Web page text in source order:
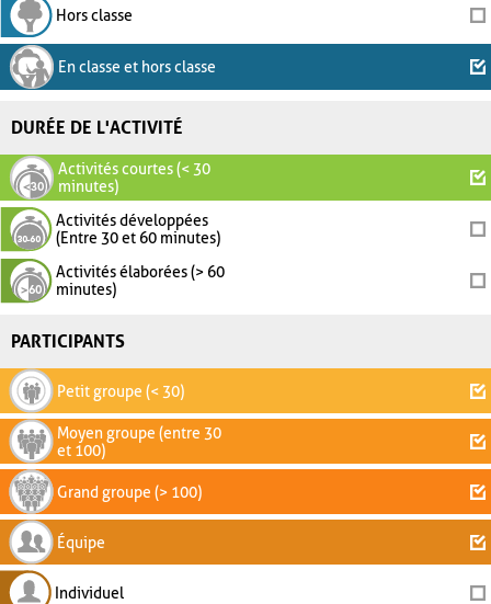
Hors classe
En classe et hors classe
DURÉE DE L'ACTIVITÉ
Activités courtes (< 30
minutes)
Activités développées
(Entre 30 et 60 minutes)
Activités élaborées (> 60
minutes)
PARTICIPANTS
Petit groupe (< 30)
Moyen groupe (entre 30
et 100)
Grand groupe (> 100)
Équipe
Individuel